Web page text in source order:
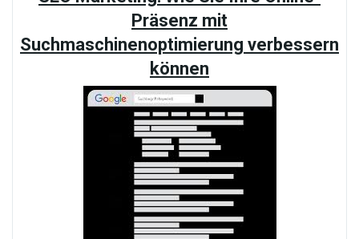
Kombination
für
eine
digitale
Marketingstrategie»
Präsenz mit
Suchmaschinenoptimierung verbessern
können